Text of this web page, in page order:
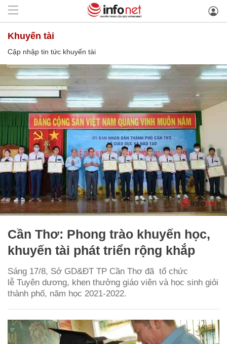
khuyến tài
Cập nhập tin tức khuyến tài
Cần Thơ: Phong trào khuyến học,
khuyến tài phát triển rộng khắp
Sáng 17/8, Sở GD&ĐT TP Cần Thơ đã tổ chức
lễ Tuyên dương, khen thưởng giáo viên và học sinh giỏi
thành phố, năm học 2021-2022.